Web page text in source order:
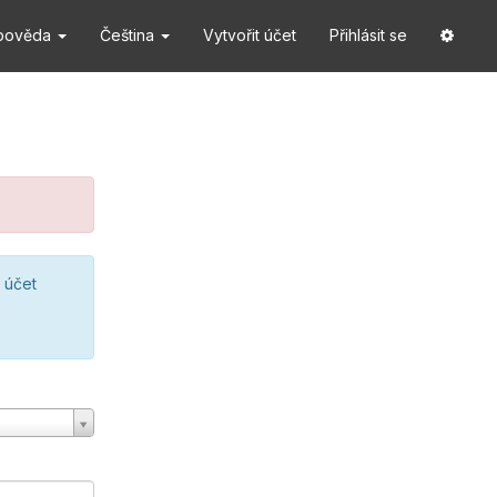
Čeština Vytvořit účet Přihlásit se
účet